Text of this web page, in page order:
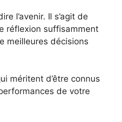
l’avenir. Il s’agit de
réflexion suffisamment
meilleures décisions
méritent d’être connus
de votre